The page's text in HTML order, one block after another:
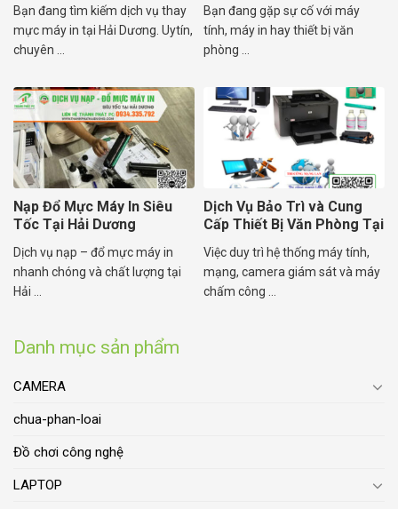
Danh mục sản phẩm
CAMERA
chua-phan-loai
Đồ chơi công nghệ
LAPTOP
Bạn đang tìm kiếm dịch vụ thay
mực máy in tại Hải Dương. Uytín,
chuyên ...
Bạn đang gặp sự cố với máy
tính, máy in hay thiết bị văn
phòng ...
Nạp Đổ Mực Máy In Siêu
Tốc Tại Hải Dương
Dịch vụ nạp – đổ mực máy in
nhanh chóng và chất lượng tại
Hải ...
Dịch Vụ Bảo Trì và Cung
Cấp Thiết Bị Văn Phòng Tại
Việc duy trì hệ thống máy tính,
mạng, camera giám sát và máy
chấm công ...